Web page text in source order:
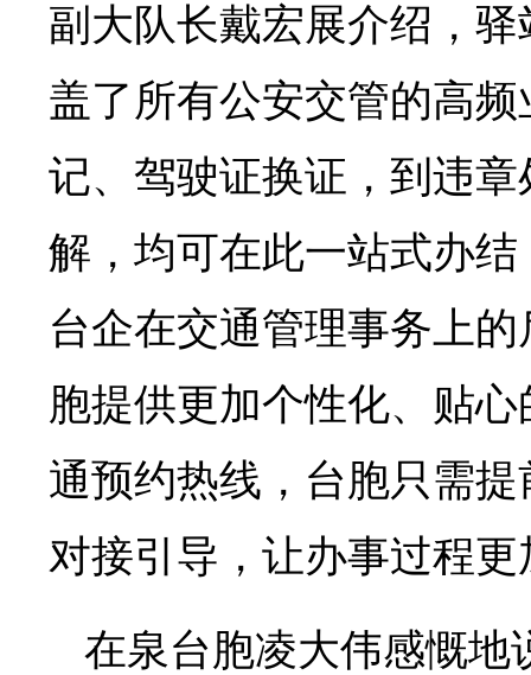
副大队长戴宏展介绍，
盖了所有公安交管的高
记、驾驶证换证，到违
解，均可在此一站式办
台企在交通管理事务上
胞提供更加个性化、贴
通预约热线，台胞只需
对接引导，让办事过程
在泉台胞凌大伟感慨地